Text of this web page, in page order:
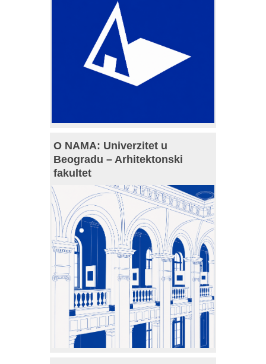
O NAMA: Univerzitet u
Beogradu – Arhitektonski
fakultet